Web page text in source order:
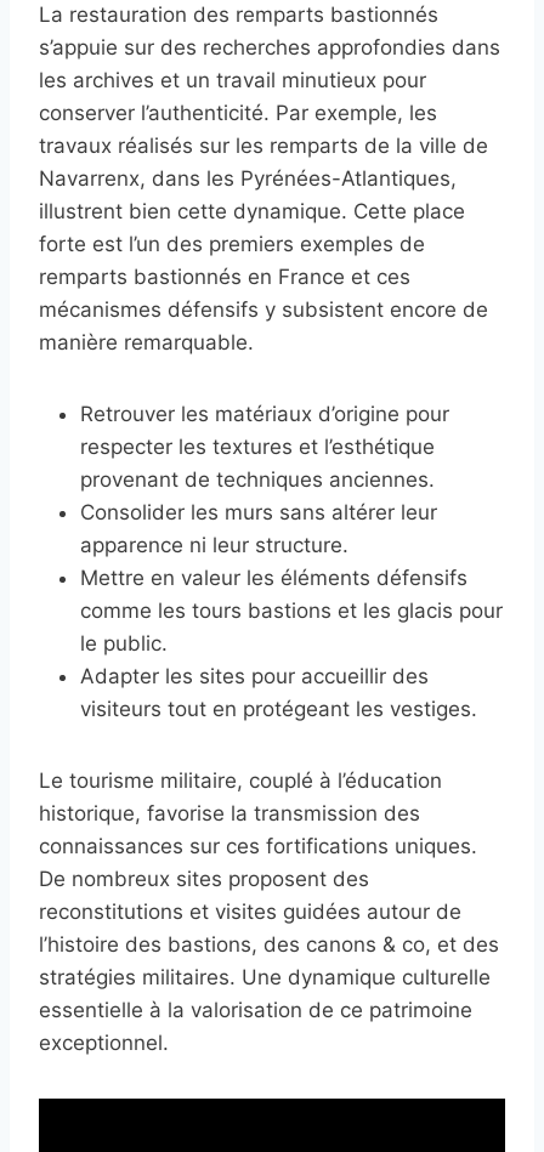
La restauration des remparts bastionnés
s’appuie sur des recherches approfondies dans
les archives et un travail minutieux pour
conserver l’authenticité. Par exemple, les
travaux réalisés sur les remparts de la ville de
Navarrenx, dans les Pyrénées-Atlantiques,
illustrent bien cette dynamique. Cette place
forte est l’un des premiers exemples de
remparts bastionnés en France et ces
mécanismes défensifs y subsistent encore de
manière remarquable.
Retrouver les matériaux d’origine pour
respecter les textures et l’esthétique
provenant de techniques anciennes.
Consolider les murs sans altérer leur
apparence ni leur structure.
Mettre en valeur les éléments défensifs
comme les tours bastions et les glacis pour
le public.
Adapter les sites pour accueillir des
visiteurs tout en protégeant les vestiges.
Le tourisme militaire, couplé à l’éducation
historique, favorise la transmission des
connaissances sur ces fortifications uniques.
De nombreux sites proposent des
reconstitutions et visites guidées autour de
l’histoire des bastions, des canons & co, et des
stratégies militaires. Une dynamique culturelle
essentielle à la valorisation de ce patrimoine
exceptionnel.